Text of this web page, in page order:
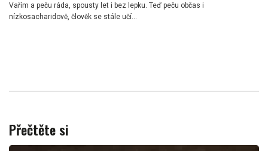
Vařím a peču ráda, spousty let i bez lepku. Teď peču občas i
nízkosacharidově, člověk se stále učí...
Přečtěte si